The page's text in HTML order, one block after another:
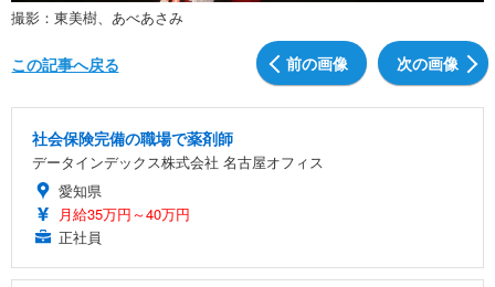
撮影：東美樹、あべあさみ
前の画像 次の画像
この記事へ戻る
社会保険完備の職場で薬剤師
データインデックス株式会社 名古屋オフィス
愛知県
月給35万円～40万円
正社員